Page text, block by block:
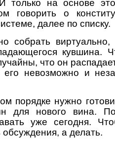
только на основе
говорить о
далее по списку.
собрать виртуально,
кувшина.
что он
его невозможно и
порядке нужно
для нового вина.
уже сегодня.
обсуждения, а делать.